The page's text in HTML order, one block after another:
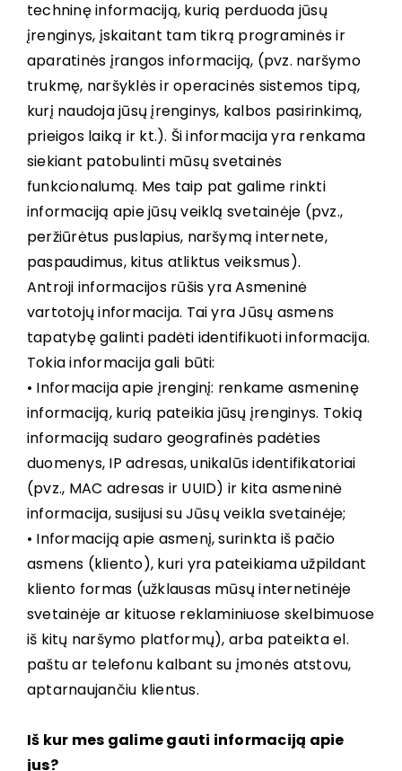
techninę informaciją, kurią perduoda jūsų
įrenginys, įskaitant tam tikrą programinės ir
aparatinės įrangos informaciją, (pvz. naršymo
trukmę, naršyklės ir operacinės sistemos tipą,
kurį naudoja jūsų įrenginys, kalbos pasirinkimą,
prieigos laiką ir kt.). Ši informacija yra renkama
siekiant patobulinti mūsų svetainės
funkcionalumą. Mes taip pat galime rinkti
informaciją apie jūsų veiklą svetainėje (pvz.,
peržiūrėtus puslapius, naršymą internete,
paspaudimus, kitus atliktus veiksmus).
Antroji informacijos rūšis yra Asmeninė
vartotojų informacija. Tai yra Jūsų asmens
tapatybę galinti padėti identifikuoti informacija.
Tokia informacija gali būti:
• Informacija apie įrenginį: renkame asmeninę
informaciją, kurią pateikia jūsų įrenginys. Tokią
informaciją sudaro geografinės padėties
duomenys, IP adresas, unikalūs identifikatoriai
(pvz., MAC adresas ir UUID) ir kita asmeninė
informacija, susijusi su Jūsų veikla svetainėje;
• Informaciją apie asmenį, surinkta iš pačio
asmens (kliento), kuri yra pateikiama užpildant
kliento formas (užklausas mūsų internetinėje
svetainėje ar kituose reklaminiuose skelbimuose
iš kitų naršymo platformų), arba pateikta el.
paštu ar telefonu kalbant su įmonės atstovu,
aptarnaujančiu klientus.
Iš kur mes galime gauti informaciją apie
jus?